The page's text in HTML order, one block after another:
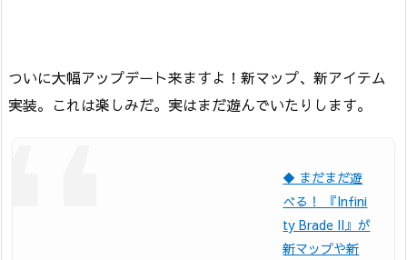
ついに大幅アップデート来ますよ！新マップ、新アイテム
実装。これは楽しみだ。実はまだ遊んでいたりします。
◆ まだまだ遊
べる！ 『Infini
ty Brade II』が
新マップや新